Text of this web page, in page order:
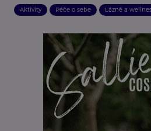
Aktivity Péče o sebe Lázně a